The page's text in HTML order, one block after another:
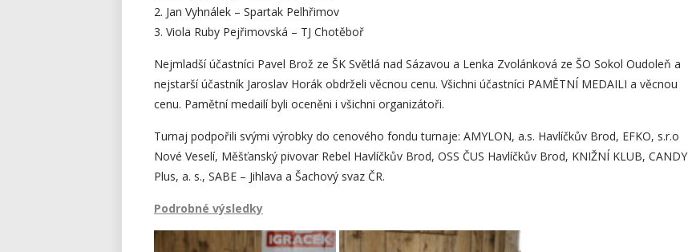
2. Jan Vyhnálek – Spartak Pelhřimov
3. Viola Ruby Pejřimovská – TJ Chotěboř
Nejmladší účastníci Pavel Brož ze ŠK Světlá nad Sázavou a Lenka Zvolánková ze ŠO Sokol Oudoleň a
nejstarší účastník Jaroslav Horák obdrželi věcnou cenu. Všichni účastníci PAMĚTNÍ MEDAILI a věcnou
cenu. Pamětní medailí byli oceněni i všichni organizátoři.
Turnaj podpořili svými výrobky do cenového fondu turnaje: AMYLON, a.s. Havlíčkův Brod, EFKO, s.r.o
Nové Veselí, Měšťanský pivovar Rebel Havlíčkův Brod, OSS ČUS Havlíčkův Brod, KNIŽNÍ KLUB, CANDY
Plus, a. s., SABE – Jihlava a Šachový svaz ČR.
Podrobné výsledky